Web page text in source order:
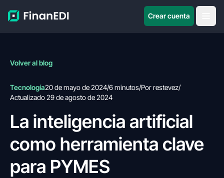
Crear cuenta
Volver al blog
Tecnología20 de mayo de 2024/6 minutos/Por restevez/
Actualizado 29 de agosto de 2024
La inteligencia artificial
como herramienta clave
para PYMES